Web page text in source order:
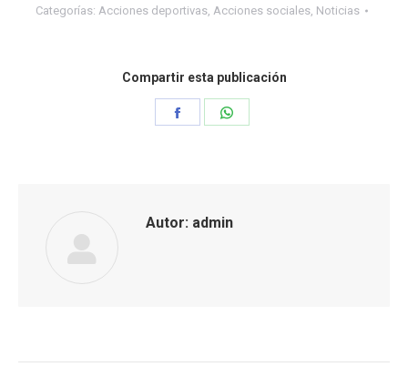
Categorías: Acciones deportivas, Acciones sociales, Noticias
Compartir esta publicación
Autor: admin